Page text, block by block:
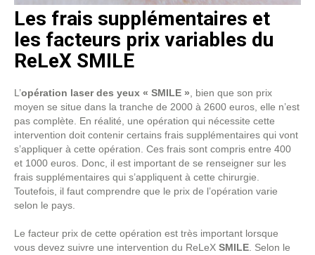
Les frais supplémentaires et
les facteurs prix variables du
ReLeX SMILE
L’opération laser des yeux « SMILE »
bien que son prix
moyen se situe dans la tranche de 2000 à 2600 euros, elle n’est
pas complète. En réalité, une opération qui nécessite cette
intervention doit contenir certains frais supplémentaires qui vont
s’appliquer à cette opération. Ces frais sont compris entre 400
et 1000 euros. Donc, il est important de se renseigner sur les
frais supplémentaires qui s’appliquent à cette chirurgie.
Toutefois, il faut comprendre que le prix de l’opération varie
selon le pays.
Le facteur prix de cette opération est très important lorsque
vous devez suivre une intervention du ReLeX SMILE . Selon le